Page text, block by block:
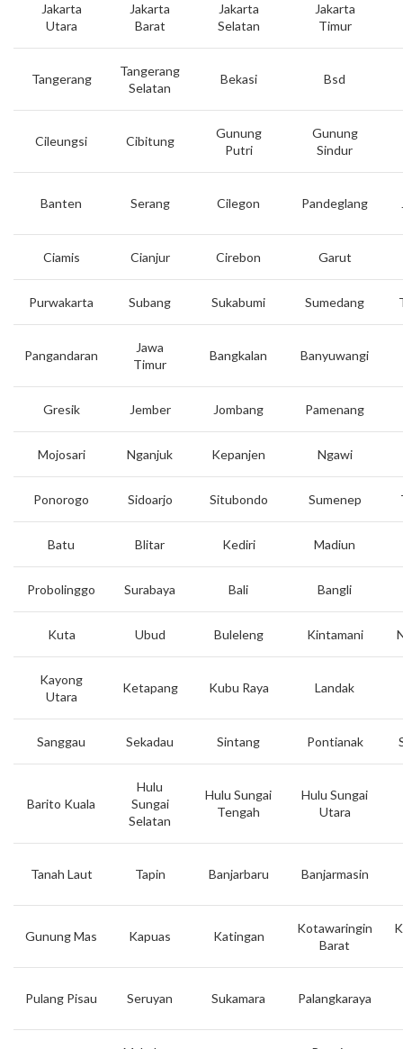
Jakarta
Utara
Jakarta
Barat
Jakarta
Selatan
Jakarta
Timur
Tangerang
Tangerang
Selatan
Bekasi Bsd
Cileungsi Cibitung
Gunung
Putri
Gunung
Sindur
Banten Serang Cilegon Pandeglang
Ciamis Cianjur Cirebon Garut
Purwakarta Subang Sukabumi Sumedang
Pangandaran
Jawa
Timur
Bangkalan Banyuwangi
Gresik Jember Jombang Pamenang
Mojosari Nganjuk Kepanjen Ngawi
Ponorogo Sidoarjo Situbondo Sumenep
Batu Blitar Kediri Madiun
Probolinggo Surabaya Bali Bangli
Kuta Ubud Buleleng Kintamani
Kayong
Utara
Ketapang Kubu Raya Landak
Sanggau Sekadau Sintang Pontianak
Barito Kuala
Hulu
Sungai
Selatan
Hulu Sungai
Tengah
Hulu Sungai
Utara
Tanah Laut Tapin Banjarbaru Banjarmasin
Gunung Mas Kapuas Katingan
Kotawaringin
Barat
Pulang Pisau Seruyan Sukamara Palangkaraya